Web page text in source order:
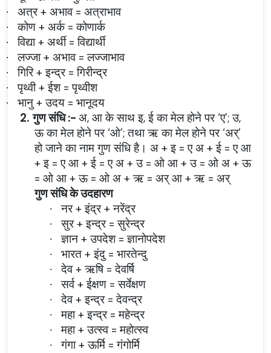
· अत्र + अभाव = अत्राभाव
· कोण + अर्क = कोणार्क
· विद्या + अर्थी = विद्यार्थी
· लज्जा + अभाव = लज्जाभाव
· गिरि + इन्द्र = गिरीन्द्र
· पृथ्वी + ईश = पृथ्वीश
·
भानु + उदय = भानूदय
2. गुण संधि :- अ, आ के साथ इ, ई का मेल होने पर ‘ए’; उ,
ऊ का मेल होने पर ‘ओ’; तथा ऋ का मेल होने पर ‘अर्’
हो जाने का नाम गुण संधि है। अ + इ = ए अ + ई = ए आ
+ इ = ए आ + ई = ए अ + उ = ओ आ + उ = ओ अ + ऊ
= ओ आ + ऊ = ओ अ + ऋ = अर् आ + ऋ = अर्
गुण संधि के उदहारण
· नर + इंद्र + नरेंद्र
· सुर + इन्द्र = सुरेन्द्र
· ज्ञान + उपदेश = ज्ञानोपदेश
· भारत + इंदु = भारतेन्दु
· देव + ऋषि = देवर्षि
· सर्व + ईक्षण = सर्वेक्षण
· देव + इन्द्र = देवन्द्र
· महा + इन्द्र = महेन्द्र
· महा + उत्स्व = महोत्स्व
·
गंगा + ऊर्मि = गंगोर्मि